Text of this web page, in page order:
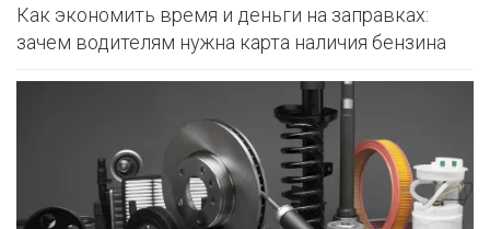
Как экономить время и деньги на заправках:
зачем водителям нужна карта наличия бензина